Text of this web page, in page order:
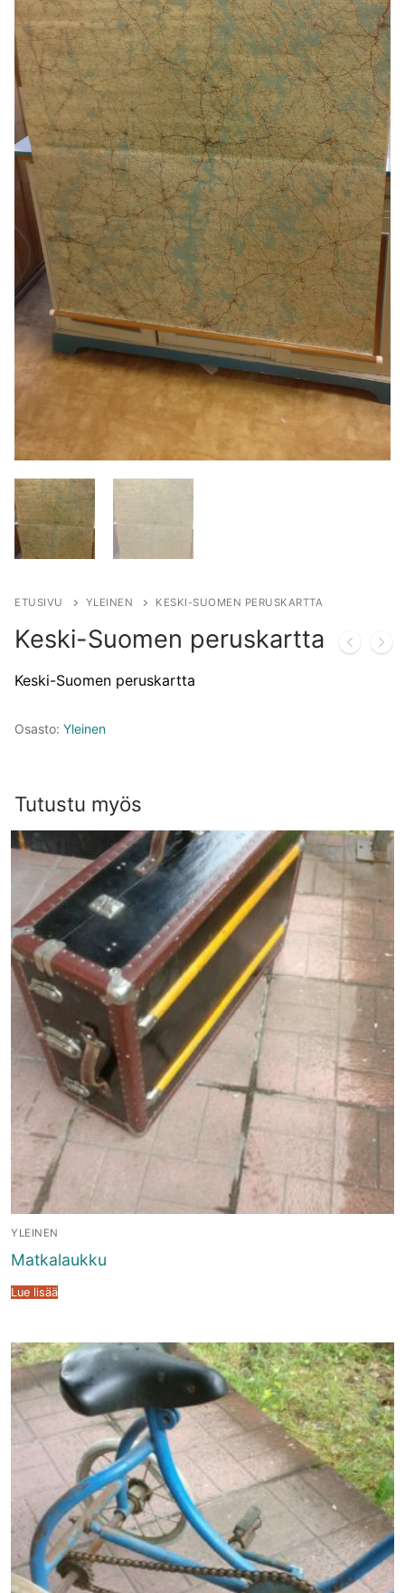
ETUSIVU YLEINEN KESKI-SUOMEN PERUSKARTTA
Keski-Suomen peruskartta
Keski-Suomen peruskartta
Osasto: Yleinen
Tutustu myös
YLEINEN
Matkalaukku
Lue lisää